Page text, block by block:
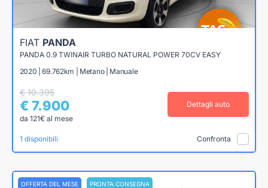
FIAT PANDA
PANDA 0.9 TWINAIR TURBO NATURAL POWER 70CV EASY
2020 | 69.762km | Metano | Manuale
€ 10.395
€ 7.900
da 121€ al mese
Dettagli auto
1 disponibili Confronta
OFFERTA DEL MESE PRONTA CONSEGNA